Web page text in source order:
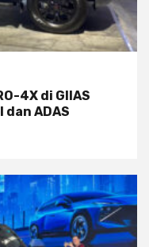
4X di GIIAS
ADAS